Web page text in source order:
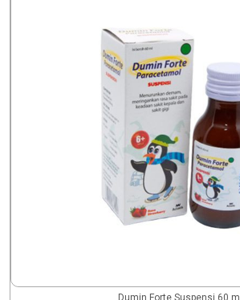
Dumin Forte Suspensi 60 ml